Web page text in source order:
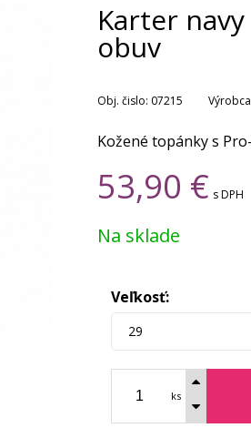
Karter
obuv
Obj. čislo: 07215
Kožené topánky s
53,90 € s DPH
Na sklade
Veľkosť:
29
ks